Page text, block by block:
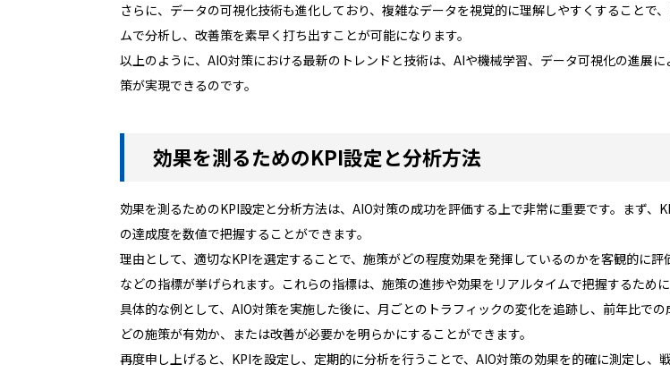
さらに、データの可視化技術も進化しており、複雑なデータを視覚的に理解しやすくすることで
ムで分析し、改善策を素早く打ち出すことが可能になります。
以上のように、AIO対策における最新のトレンドと技術は、AIや機械学習、データ可視化の進展
策が実現できるのです。
効果を測るためのKPI設定と分析方法
効果を測るためのKPI設定と分析方法は、AIO対策の成功を評価する上で非常に重要です。まず
の達成度を数値で把握することができます。
理由として、適切なKPIを選定することで、施策がどの程度効果を発揮しているのかを客観的に
などの指標が挙げられます。これらの指標は、施策の進捗や効果をリアルタイムで把握するために
具体的な例として、AIO対策を実施した後に、月ごとのトラフィックの変化を追跡し、前年比で
どの施策が有効か、または改善が必要かを明らかにすることができます。
再度申し上げると、KPIを設定し、定期的に分析を行うことで、AIO対策の効果を的確に測定し